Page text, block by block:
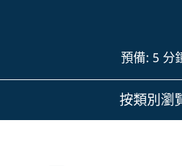
預備: 5 分
按類別瀏